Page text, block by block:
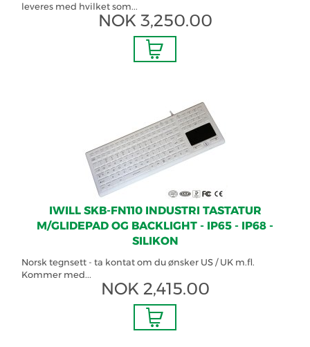
leveres med hvilket som...
NOK 3,250.00
IWILL SKB-FN110 INDUSTRI TASTATUR
M/GLIDEPAD OG BACKLIGHT - IP65 - IP68 -
SILIKON
Norsk tegnsett - ta kontat om du ønsker US / UK m.fl.
Kommer med...
NOK 2,415.00